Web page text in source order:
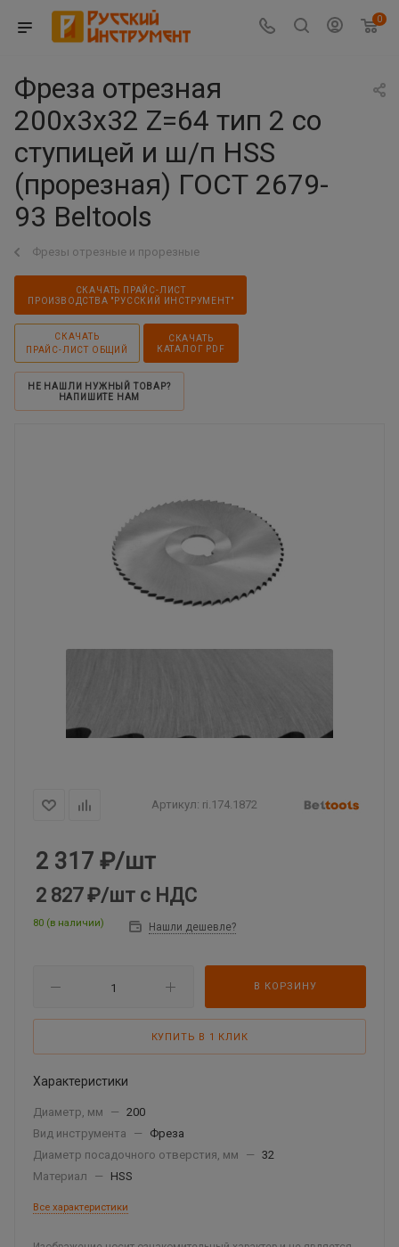
0
Фреза отрезная
200х3х32 Z=64 тип 2 со
ступицей и ш/п HSS
(прорезная) ГОСТ 2679-
93 Beltools
Фрезы отрезные и прорезные
СКАЧАТЬ ПРАЙС-ЛИСТ
ПРОИЗВОДСТВА "РУССКИЙ ИНСТРУМЕНТ"
СКАЧАТЬ
ПРАЙС-ЛИСТ ОБЩИЙ
СКАЧАТЬ
КАТАЛОГ PDF
НЕ НАШЛИ НУЖНЫЙ ТОВАР?
НАПИШИТЕ НАМ
Артикул: ri.174.1872
2 317 ₽/шт
2 827 ₽/шт с НДС
80 (в наличии) Нашли дешевле?
В КОРЗИНУ
КУПИТЬ В 1 КЛИК
Характеристики
Диаметр, мм — 200
Вид инструмента
—
Фреза
Диаметр посадочного отверстия, мм
— 32
Материал
— HSS
Все характеристики